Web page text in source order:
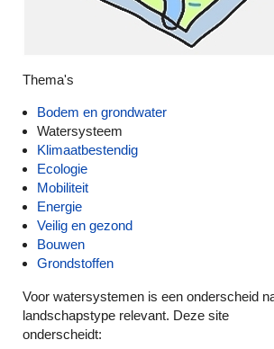
Thema's
Bodem en grondwater
Watersysteem
Klimaatbestendig
Ecologie
Mobiliteit
Energie
Veilig en gezond
Bouwen
Grondstoffen
Voor watersystemen is een onderscheid
landschapstype relevant. Deze site
onderscheidt: